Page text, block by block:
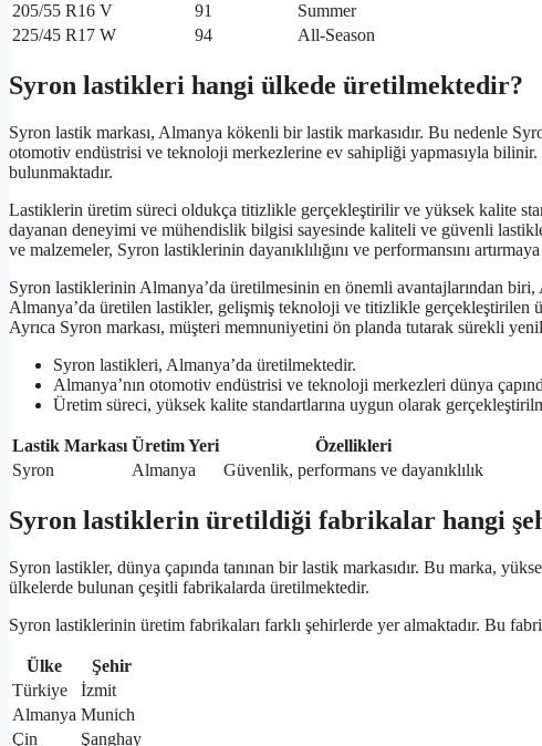
205/55 R16 V 91
Summer
225/45 R17 W 94 All-Season
Syron lastikleri hangi ülkede üretilmektedir?
Syron lastik markası, Almanya kökenli bir lastik markasıdır. Bu nedenle
otomotiv endüstrisi ve teknoloji merkezlerine ev sahipliği yapmasıyla
bulunmaktadır.
Lastiklerin üretim süreci oldukça titizlikle gerçekleştirilir ve yüksek kalite
dayanan deneyimi ve mühendislik bilgisi sayesinde kaliteli ve güvenli
ve malzemeler, Syron lastiklerinin dayanıklılığını ve performansını
Syron lastiklerinin Almanya’da üretilmesinin en önemli avantajlarından
Almanya’da üretilen lastikler, gelişmiş teknoloji ve titizlikle gerçekleştirilen
Ayrıca Syron markası, müşteri memnuniyetini ön planda tutarak sürekli
Syron lastikleri, Almanya’da üretilmektedir.
Almanya’nın otomotiv endüstrisi ve teknoloji merkezleri dünya
Üretim süreci, yüksek kalite standartlarına uygun olarak
Lastik Markası Üretim Yeri
Özellikleri
Syron
Almanya Güvenlik, performans ve dayanıklılık
Syron lastiklerin üretildiği fabrikalar hangi
Syron lastikler, dünya çapında tanınan bir lastik markasıdır. Bu marka,
ülkelerde bulunan çeşitli fabrikalarda üretilmektedir.
Syron lastiklerinin üretim fabrikaları farklı şehirlerde yer almaktadır. Bu
Ülke
Şehir
Türkiye
İzmit
Almanya Munich
Çin
Şanghay